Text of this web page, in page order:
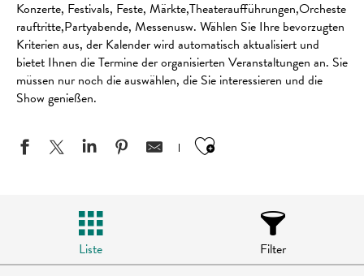
Konzerte, Festivals, Feste, Märkte,Theateraufführungen,Orcheste
rauftritte,Partyabende, Messenusw. Wählen Sie Ihre bevorzugten
Kriterien aus, der Kalender wird automatisch aktualisiert und
bietet Ihnen die Termine der organisierten Veranstaltungen an. Sie
müssen nur noch die auswählen, die Sie interessieren und die
Show genießen.
Ajouter aux
Liste Filter